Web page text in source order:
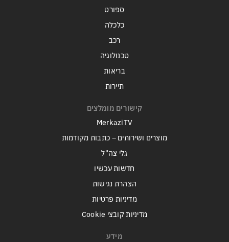
ספורט
כלכלה
רכב
טכנולוגיה
בריאות
תיירות
קישורים מומלצים
MerkaziTV
מוצרים ושירותים – כתבות מקודמות
גלי צה"ל
חדשות עכשיו
הצהרת נגישות
מדיניות פרטיות
מדיניות קובצי Cookie
מידע